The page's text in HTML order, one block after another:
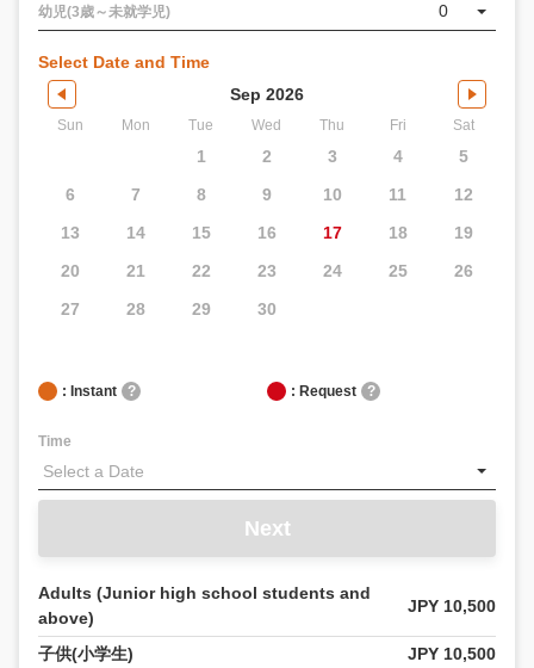
幼児(3歳～未就学児) 0
Select Date and Time
Sep 2026
Sun Mon Tue Wed Thu Fri Sat
1 2 3 4
5
6
7 8 9 10 11
12
13
14 15 16 17 18
19
20
21 22 23 24 25
26
27
28 29 30
: Instant ? : Request ?
Time
Next
Adults (Junior high school students and
above)
JPY 10,500
子供(小学生)
JPY 10,500